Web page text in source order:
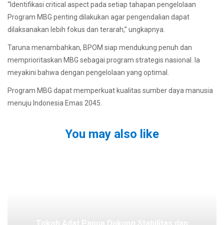
“Identifikasi critical aspect pada setiap tahapan pengelolaan
Program MBG penting dilakukan agar pengendalian dapat
dilaksanakan lebih fokus dan terarah,” ungkapnya.
Taruna menambahkan, BPOM siap mendukung penuh dan
memprioritaskan MBG sebagai program strategis nasional. Ia
meyakini bahwa dengan pengelolaan yang optimal.
Program MBG dapat memperkuat kualitas sumber daya manusia
menuju Indonesia Emas 2045.
You may also like